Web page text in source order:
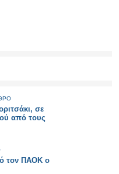
σε
από τους
τον ΠΑΟΚ ο